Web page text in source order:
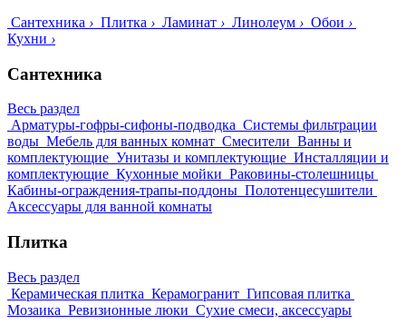
Сантехника › Плитка › Ламинат › Линолеум › Обои ›
Кухни ›
Сантехника
Весь раздел
Арматуры-гофры-сифоны-подводка Системы фильтрации
воды Мебель для ванных комнат Смесители Ванны и
комплектующие Унитазы и комплектующие Инсталляции и
комплектующие Кухонные мойки Раковины-столешницы
Кабины-ограждения-трапы-поддоны Полотенцесушители
Аксессуары для ванной комнаты
Плитка
Весь раздел
Керамическая плитка Керамогранит Гипсовая плитка
Мозаика Ревизионные люки Сухие смеси, аксессуары